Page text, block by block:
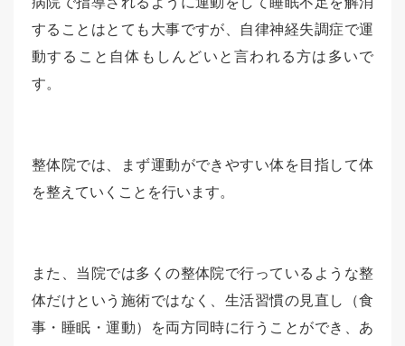
することはとても大事ですが、自律神経失調症で運
動すること自体もしんどいと言われる方は多いで
す。
整体院では、まず運動ができやすい体を目指して体
を整えていくことを行います。
また、当院では多くの整体院で行っているような整
体だけという施術ではなく、生活習慣の見直し（食
事・睡眠・運動）を両方同時に行うことができ、あ